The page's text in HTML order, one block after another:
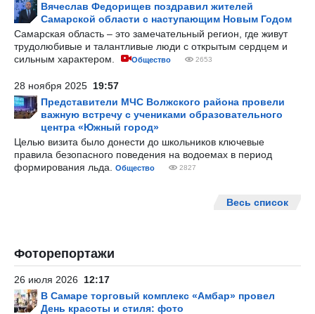
Вячеслав Федорищев поздравил жителей
Самарской области с наступающим Новым Годом
Самарская область – это замечательный регион, где живут
трудолюбивые и талантливые люди с открытым сердцем и
сильным характером.
Общество 2653
28 ноября 2025 19:57
Представители МЧС Волжского района провели
важную встречу с учениками образовательного
центра «Южный город»
Целью визита было донести до школьников ключевые
правила безопасного поведения на водоемах в период
формирования льда.
Общество 2827
Весь список
Фоторепортажи
26 июля 2026 12:17
В Самаре торговый комплекс «Амбар» провел
День красоты и стиля: фото